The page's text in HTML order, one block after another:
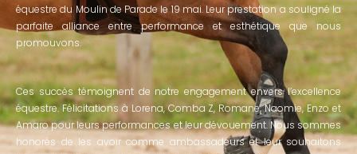
équestre du Moulin de Parade le 19 mai. Leur prestation a souligné la
parfaite alliance entre performance et esthétique que nous
promouvons.
Ces succès témoignent de notre engagement envers l’excellence
équestre. Félicitations à Lorena, Comba Z, Romane, Naomie, Enzo et
Amaro pour leurs performances et leur dévouement. Nous sommes
honorés de les avoir comme ambassadeurs et leur souhaitons